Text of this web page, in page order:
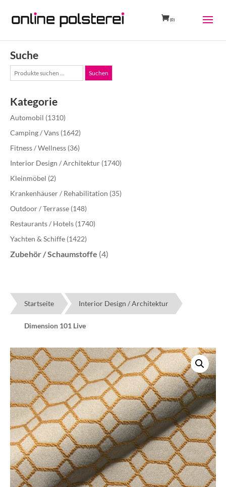
(0)
Startseite Interior Design / Architektur
Dimension 101 Live
Suche
Suche
nach:
Suchen
Kategorie
Automobil (1310)
Camping / Vans (1642)
Fitness / Wellness (36)
Interior Design / Architektur (1740)
Kleinmöbel (2)
Krankenhäuser / Rehabilitation (35)
Outdoor / Terrasse (148)
Restaurants / Hotels (1740)
Yachten & Schiffe (1422)
Zubehör / Schaumstoffe (4)